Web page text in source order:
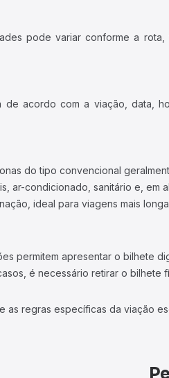
pode variar conforme a
de acordo com a viação, data,
do tipo convencional
ar-condicionado, sanitário e, em
ideal para viagens mais
permitem apresentar o bilhete
é necessário retirar o bilhete
as regras específicas da viação